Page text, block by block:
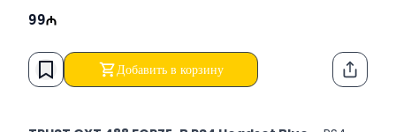
99
Добавить в корзину